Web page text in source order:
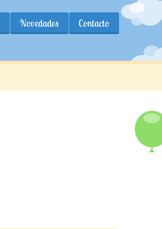
Novedades Contacto